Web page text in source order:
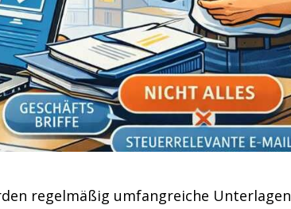
regelmäßig umfangreiche Unterlagen